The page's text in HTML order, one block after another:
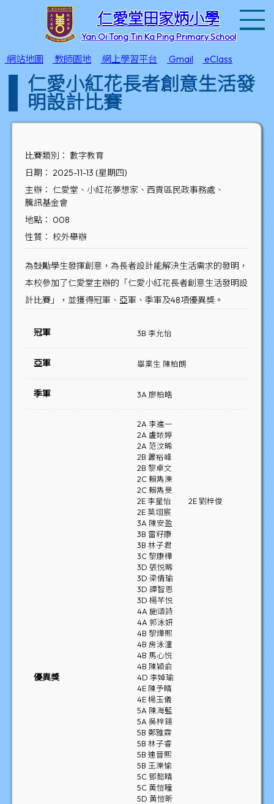
仁愛堂田家炳小學
Yan Oi Tong Tin Ka Ping Primary School
網站地圖 教師園地 網上學習平台 Gmail eClass
仁愛小紅花長者創意生活發
明設計比賽
比賽類別： 數字教育
日期： 2025-11-13 (星期四)
主辦： 仁愛堂、小紅花夢想家、西貢區民政事務處、
騰訊基金會
地點： 008
性質： 校外舉辦
為鼓勵學生發揮創意，為長者設計能解決生活需求的發明，
本校參加了仁愛堂主辦的「仁愛小紅花長者創意生活發明設
計比賽」，並獲得冠軍、亞軍、季軍及48項優異獎。
冠軍 3B 李允怡
亞軍 畢業生 陳柏朗
季軍 3A 廖柏皓
優異獎
2A 李進一
2A 盧㛄婷
2A 范汶晞
2B 蕭裕峰
2B 黎卓文
2C 賴雋濼
2C 賴雋旻
2E 李星怡
2E 劉梓俊
2E 莫翊宸
3A 陳安盈
3B 雷籽康
3B 林子君
3C 黎康樺
3D 張悦晞
3D 梁倩瑜
3D 譚智恩
3D 楊芊悦
4A 施頌詩
4A 郭泳妍
4B 黎燁熙
4B 房泳潼
4B 馬心悦
4B 陳穎俞
4D 李婥瑜
4E 陳予晴
4E 楊玉儀
5A 陳海藍
5A 吳梓鍚
5B 鄭雅霖
5B 林子睿
5B 連晉熙
5B 王濼愉
5C 鄧懿晴
5C 黃愷曈
5D 黃愷昕